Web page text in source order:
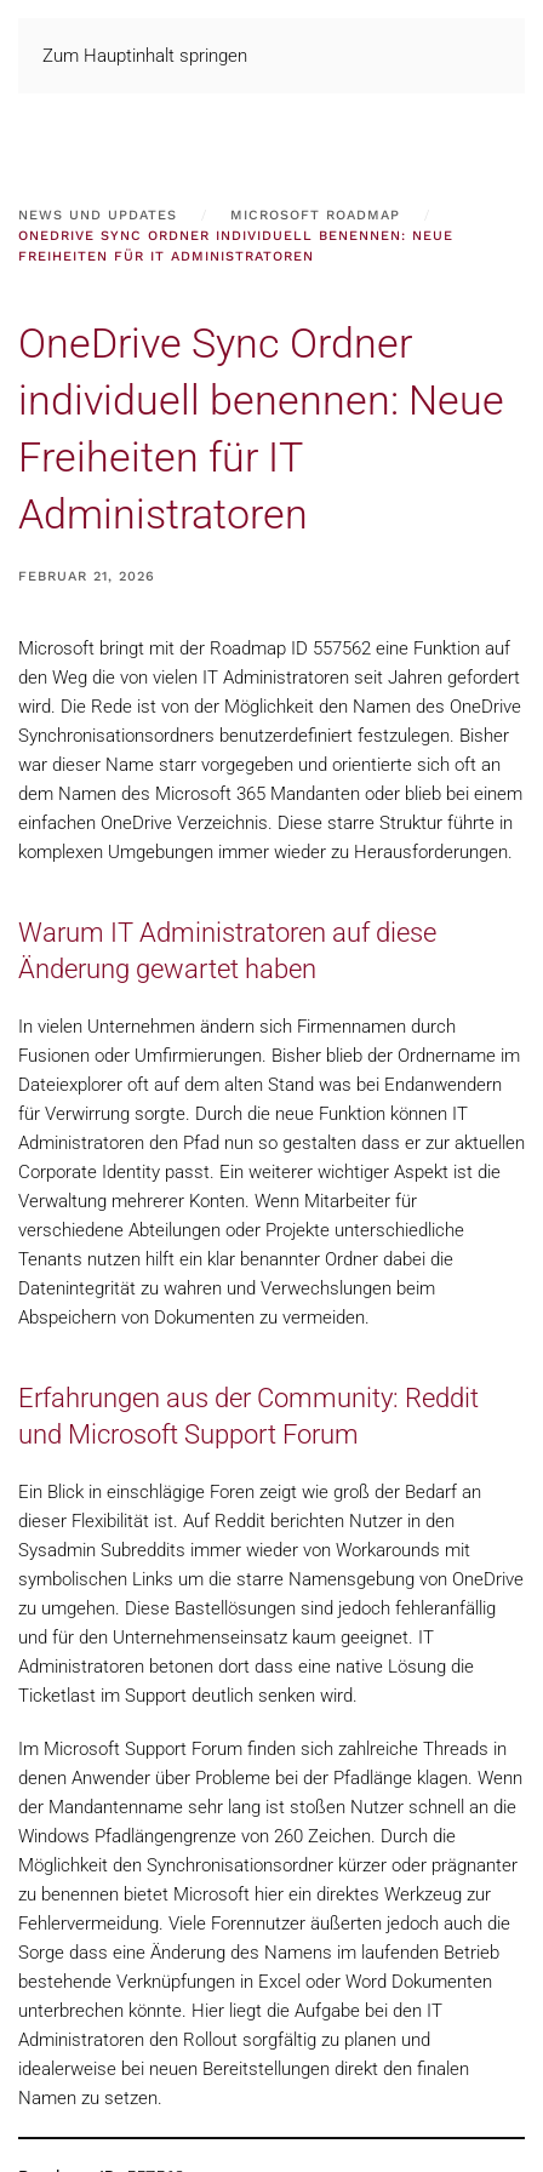
Zum Hauptinhalt springen
NEWS UND UPDATES
MICROSOFT ROADMAP
ONEDRIVE SYNC ORDNER INDIVIDUELL BENENNEN: NEUE
FREIHEITEN FÜR IT ADMINISTRATOREN
OneDrive Sync Ordner
individuell benennen: Neue
Freiheiten für IT
Administratoren
FEBRUAR 21, 2026
Microsoft bringt mit der Roadmap ID 557562 eine Funktion auf
den Weg die von vielen IT Administratoren seit Jahren gefordert
wird. Die Rede ist von der Möglichkeit den Namen des OneDrive
Synchronisationsordners benutzerdefiniert festzulegen. Bisher
war dieser Name starr vorgegeben und orientierte sich oft an
dem Namen des Microsoft 365 Mandanten oder blieb bei einem
einfachen OneDrive Verzeichnis. Diese starre Struktur führte in
komplexen Umgebungen immer wieder zu Herausforderungen.
Warum IT Administratoren auf diese
Änderung gewartet haben
In vielen Unternehmen ändern sich Firmennamen durch
Fusionen oder Umfirmierungen. Bisher blieb der Ordnername im
Dateiexplorer oft auf dem alten Stand was bei Endanwendern
für Verwirrung sorgte. Durch die neue Funktion können IT
Administratoren den Pfad nun so gestalten dass er zur aktuellen
Corporate Identity passt. Ein weiterer wichtiger Aspekt ist die
Verwaltung mehrerer Konten. Wenn Mitarbeiter für
verschiedene Abteilungen oder Projekte unterschiedliche
Tenants nutzen hilft ein klar benannter Ordner dabei die
Datenintegrität zu wahren und Verwechslungen beim
Abspeichern von Dokumenten zu vermeiden.
Erfahrungen aus der Community: Reddit
und Microsoft Support Forum
Ein Blick in einschlägige Foren zeigt wie groß der Bedarf an
dieser Flexibilität ist. Auf Reddit berichten Nutzer in den
Sysadmin Subreddits immer wieder von Workarounds mit
symbolischen Links um die starre Namensgebung von OneDrive
zu umgehen. Diese Bastellösungen sind jedoch fehleranfällig
und für den Unternehmenseinsatz kaum geeignet. IT
Administratoren betonen dort dass eine native Lösung die
Ticketlast im Support deutlich senken wird.
Im Microsoft Support Forum finden sich zahlreiche Threads in
denen Anwender über Probleme bei der Pfadlänge klagen. Wenn
der Mandantenname sehr lang ist stoßen Nutzer schnell an die
Windows Pfadlängengrenze von 260 Zeichen. Durch die
Möglichkeit den Synchronisationsordner kürzer oder prägnanter
zu benennen bietet Microsoft hier ein direktes Werkzeug zur
Fehlervermeidung. Viele Forennutzer äußerten jedoch auch die
Sorge dass eine Änderung des Namens im laufenden Betrieb
bestehende Verknüpfungen in Excel oder Word Dokumenten
unterbrechen könnte. Hier liegt die Aufgabe bei den IT
Administratoren den Rollout sorgfältig zu planen und
idealerweise bei neuen Bereitstellungen direkt den finalen
Namen zu setzen.